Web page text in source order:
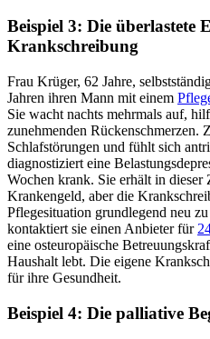
Beispiel 3: Die überlastete
Krankschreibung
Frau Krüger, 62 Jahre,
Jahren ihren Mann mit einem
Sie wacht nachts mehrmals auf,
zunehmenden Rückenschmerzen.
Schlafstörungen und fühlt sich
diagnostiziert eine
Wochen krank. Sie erhält in dieser
Krankengeld, aber die
Pflegesituation grundlegend neu
kontaktiert sie einen Anbieter für
eine osteuropäische
Haushalt lebt. Die eigene
für ihre Gesundheit.
Beispiel 4: Die palliative